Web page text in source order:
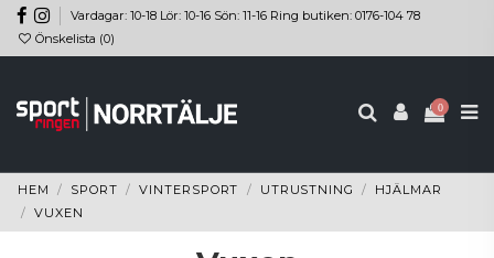
Vardagar: 10-18 Lör: 10-16 Sön: 11-16 Ring butiken: 0176-104 78
Önskelista (0)
0
HEM SPORT VINTERSPORT UTRUSTNING
HJÄLMAR
VUXEN